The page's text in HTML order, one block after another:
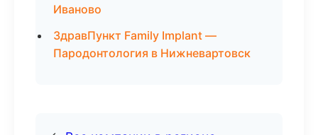
Иваново
ЗдравПункт Family Implant —
Пародонтология в Нижневартовск